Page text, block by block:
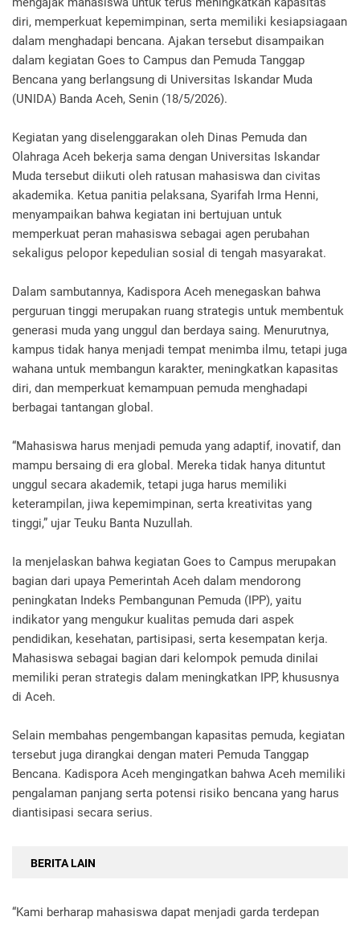
diri, memperkuat kepemimpinan, serta memiliki kesiapsiagaan
dalam menghadapi bencana. Ajakan tersebut disampaikan
dalam kegiatan Goes to Campus dan Pemuda Tanggap
Bencana yang berlangsung di Universitas Iskandar Muda
(UNIDA) Banda Aceh, Senin (18/5/2026).
Kegiatan yang diselenggarakan oleh Dinas Pemuda dan
Olahraga Aceh bekerja sama dengan Universitas Iskandar
Muda tersebut diikuti oleh ratusan mahasiswa dan civitas
akademika. Ketua panitia pelaksana, Syarifah Irma Henni,
menyampaikan bahwa kegiatan ini bertujuan untuk
memperkuat peran mahasiswa sebagai agen perubahan
sekaligus pelopor kepedulian sosial di tengah masyarakat.
Dalam sambutannya, Kadispora Aceh menegaskan bahwa
perguruan tinggi merupakan ruang strategis untuk membentuk
generasi muda yang unggul dan berdaya saing. Menurutnya,
kampus tidak hanya menjadi tempat menimba ilmu, tetapi juga
wahana untuk membangun karakter, meningkatkan kapasitas
diri, dan memperkuat kemampuan pemuda menghadapi
berbagai tantangan global.
“Mahasiswa harus menjadi pemuda yang adaptif, inovatif, dan
mampu bersaing di era global. Mereka tidak hanya dituntut
unggul secara akademik, tetapi juga harus memiliki
keterampilan, jiwa kepemimpinan, serta kreativitas yang
tinggi,” ujar Teuku Banta Nuzullah.
Ia menjelaskan bahwa kegiatan Goes to Campus merupakan
bagian dari upaya Pemerintah Aceh dalam mendorong
peningkatan Indeks Pembangunan Pemuda (IPP), yaitu
indikator yang mengukur kualitas pemuda dari aspek
pendidikan, kesehatan, partisipasi, serta kesempatan kerja.
Mahasiswa sebagai bagian dari kelompok pemuda dinilai
memiliki peran strategis dalam meningkatkan IPP, khususnya
di Aceh.
Selain membahas pengembangan kapasitas pemuda, kegiatan
tersebut juga dirangkai dengan materi Pemuda Tanggap
Bencana. Kadispora Aceh mengingatkan bahwa Aceh memiliki
pengalaman panjang serta potensi risiko bencana yang harus
diantisipasi secara serius.
BERITA LAIN
“Kami berharap mahasiswa dapat menjadi garda terdepan